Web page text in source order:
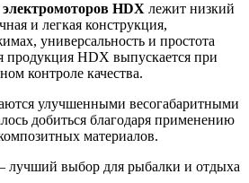
электромоторов HDX лежит низкий
и легкая конструкция,
универсальность и простота
продукция HDX выпускается при
контроле качества.
улучшенными весогабаритными
добиться благодаря применению
материалов.
выбор для рыбалки и отдыха